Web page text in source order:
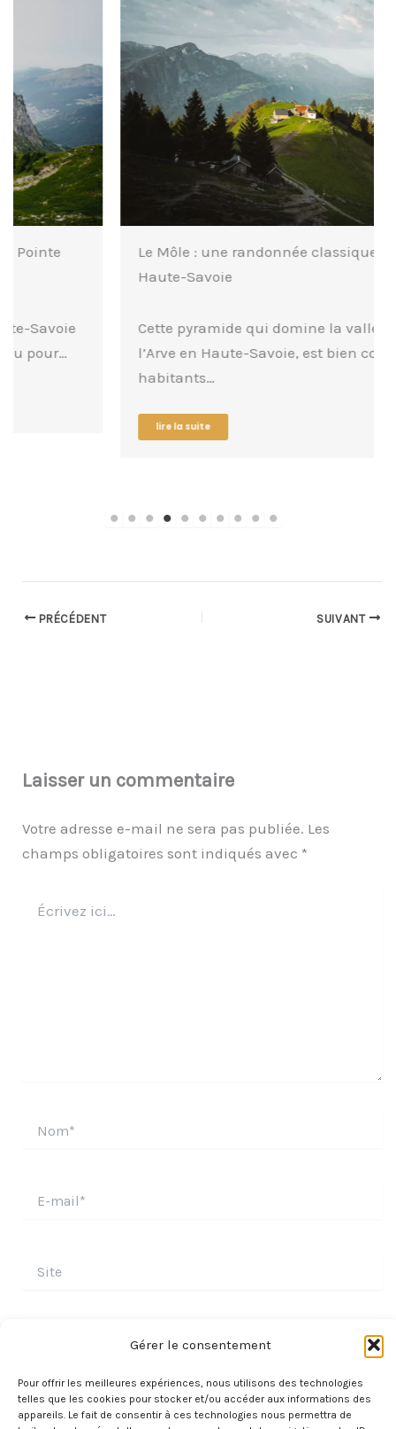
Gérer le consentement
Pour offrir les meilleures expériences, nous utilisons des technologies
telles que les cookies pour stocker et/ou accéder aux informations des
appareils. Le fait de consentir à ces technologies nous permettra de
Le Môle : une randonnée classique en
Cette pyramide qui domine la vallée de
l’Arve en Haute-Savoie, est bien connue des
PRÉCÉDENT SUIVANT
Laisser un commentaire
Votre adresse e-mail ne sera pas publiée. Les
champs obligatoires sont indiqués avec *
ici…
mail*